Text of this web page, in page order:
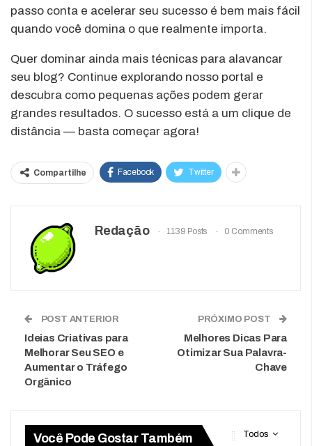
passo conta e acelerar seu sucesso é bem mais fácil
quando você domina o que realmente importa.
Quer dominar ainda mais técnicas para alavancar
seu blog? Continue explorando nosso portal e
descubra como pequenas ações podem gerar
grandes resultados. O sucesso está a um clique de
distância — basta começar agora!
Compartilhe Facebook Twitter
Redação 1139 Posts 0 Comments
POST ANTERIOR
Ideias Criativas para
Melhorar Seu SEO e
Aumentar o Tráfego
Orgânico
PRÓXIMO POST
Melhores Dicas Para
Otimizar Sua Palavra-
Chave
Todos
Você Pode Gostar Também